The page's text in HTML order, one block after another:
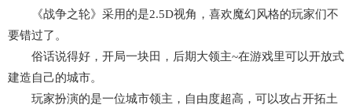
《战争之轮》采用的是2.5D视角，喜欢魔幻风格的玩家们不
要错过了。
俗话说得好，开局一块田，后期大领主~在游戏里可以开放式
建造自己的城市。
玩家扮演的是一位城市领主，自由度超高，可以攻占开拓土